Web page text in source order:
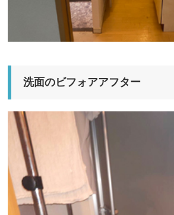
洗面のビフォアアフター